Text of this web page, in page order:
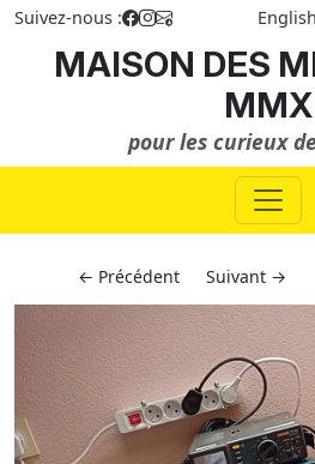
Suivez-nous : English
MAISON DES
MMX
pour les curieux
← Précédent Suivant →